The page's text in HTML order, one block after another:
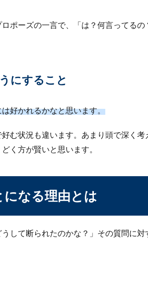
いのか？大切なセレモニーだからこそ、ママの服装も気
をし失敗してしまう理由と成功の秘訣
ポーズの一言で、「は？何言ってるの
にすること
好かれるかなと思います。
む状況も違います。あまり頭で深く考
く方が賢いと思います。
なる理由とは
して断られたのかな？」その質問に対